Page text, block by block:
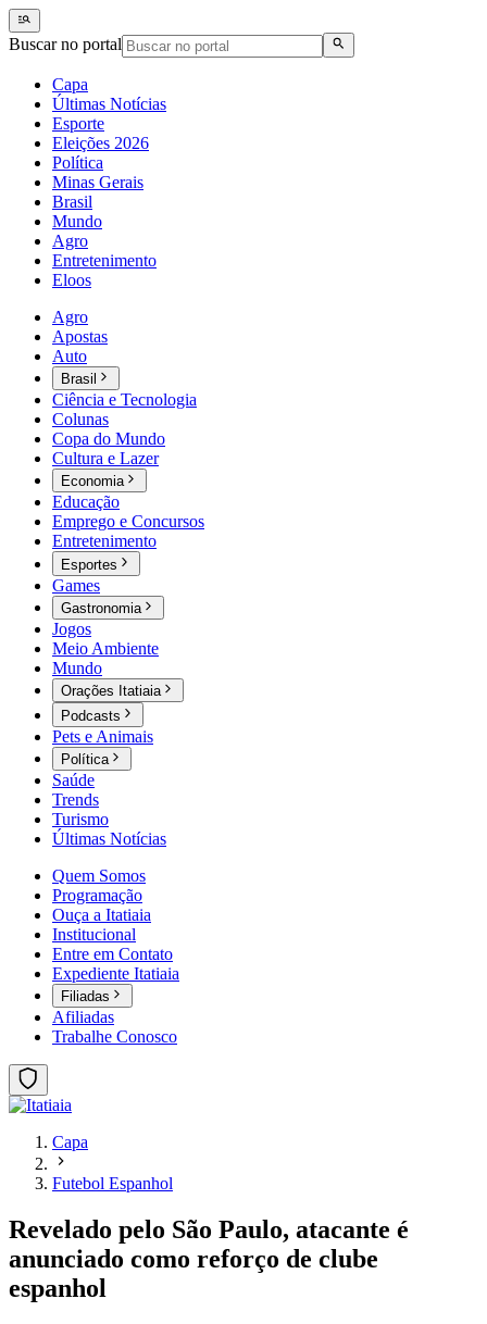
Buscar no portal
Capa
Últimas Notícias
Esporte
Eleições 2026
Política
Minas Gerais
Brasil
Mundo
Agro
Entretenimento
Eloos
Agro
Apostas
Auto
Brasil
Ciência e Tecnologia
Colunas
Copa do Mundo
Cultura e Lazer
Economia
Educação
Emprego e Concursos
Entretenimento
Esportes
Games
Gastronomia
Jogos
Meio Ambiente
Mundo
Orações Itatiaia
Podcasts
Pets e Animais
Política
Saúde
Trends
Turismo
Últimas Notícias
Quem Somos
Programação
Ouça a Itatiaia
Institucional
Entre em Contato
Expediente Itatiaia
Filiadas
Afiliadas
Trabalhe Conosco
Capa
Futebol Espanhol
Revelado pelo São Paulo, atacante é
anunciado como reforço de clube
espanhol